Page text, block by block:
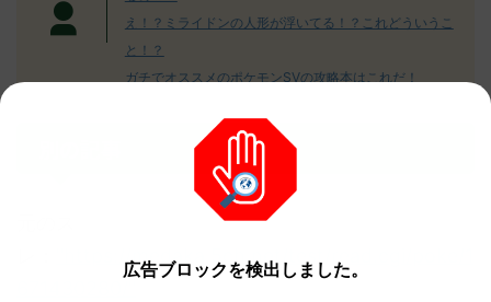
え！？ミライドンの人形が浮いてる！？これどういうこ
と！？
ガチでオススメのポケモンSVの攻略本はこれだ！
"https://medaka.5ch.net/test/read.cgi/poke/1
広告ブロックを検出しました。